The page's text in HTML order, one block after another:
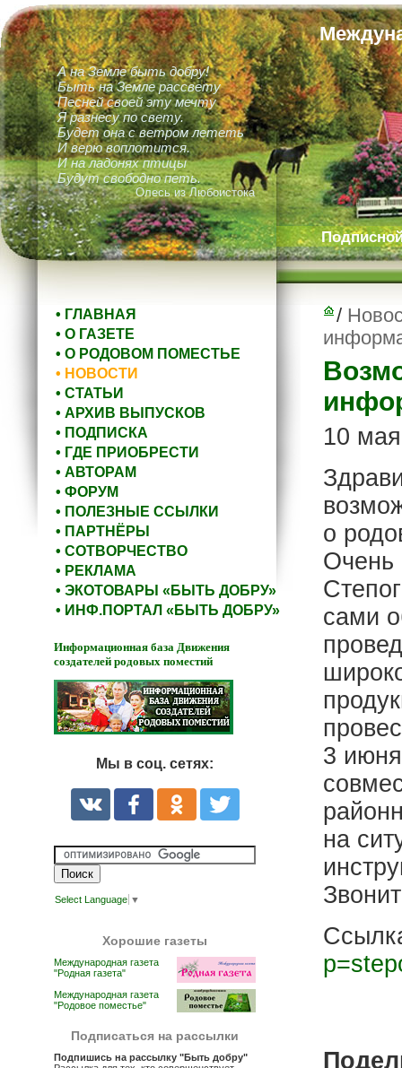
А на Земле быть добру!
Быть на Земле рассвету
Песней своей эту мечту
Я разнесу по свету.
Будет она с ветром лететь
И верю воплотится.
И на ладонях птицы
Будут свободно петь.
Олесь из Любоистока
• ГЛАВНАЯ
• О ГАЗЕТЕ
• О РОДОВОМ ПОМЕСТЬЕ
• НОВОСТИ
• СТАТЬИ
• АРХИВ ВЫПУСКОВ
• ПОДПИСКА
• ГДЕ ПРИОБРЕСТИ
• АВТОРАМ
• ФОРУМ
• ПОЛЕЗНЫЕ ССЫЛКИ
• ПАРТНЁРЫ
• СОТВОРЧЕСТВО
• РЕКЛАМА
• ЭКОТОВАРЫ «БЫТЬ ДОБРУ»
• ИНФ.ПОРТАЛ «БЫТЬ ДОБРУ»
Информационная база Движения
создателей родовых поместий
Мы в соц. сетях:
Select Language ▼
Хорошие газеты
Международная газета
"Родная газета"
Международная газета
"Родовое поместье"
Подписаться на рассылки
Подпишись на рассылку "Быть добру"
/
10
о
Очень
сами
3
на